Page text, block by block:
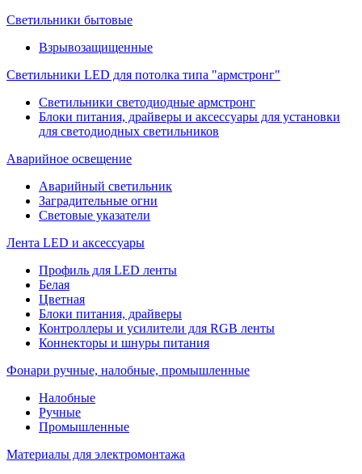
Светильники бытовые
Взрывозащищенные
Светильники LED для потолка типа "армстронг"
Светильники светодиодные армстронг
Блоки питания, драйверы и аксессуары для установки
для светодиодных светильников
Аварийное освещение
Аварийный светильник
Заградительные огни
Световые указатели
Лента LED и аксессуары
Профиль для LED ленты
Белая
Цветная
Блоки питания, драйверы
Контроллеры и усилители для RGB ленты
Коннекторы и шнуры питания
Фонари ручные, налобные, промышленные
Налобные
Ручные
Промышленные
Материалы для электромонтажа